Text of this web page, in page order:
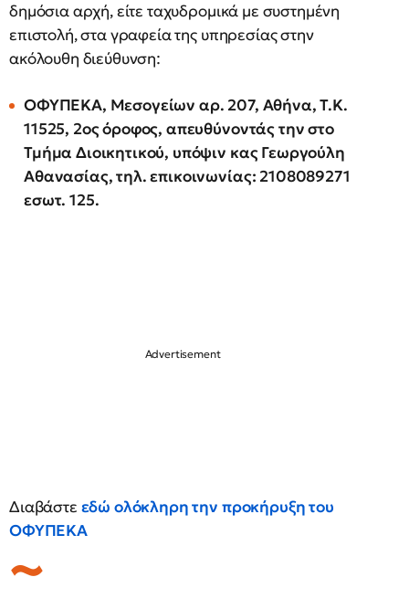
δημόσια αρχή, είτε ταχυδρομικά με συστημένη
επιστολή, στα γραφεία της υπηρεσίας στην
ακόλουθη διεύθυνση:
ΟΦΥΠΕΚΑ, Μεσογείων αρ. 207, Αθήνα, Τ.Κ.
11525, 2ος όροφος, απευθύνοντάς την στο
Τμήμα Διοικητικού, υπόψιν κας Γεωργούλη
Αθανασίας, τηλ. επικοινωνίας: 2108089271
εσωτ. 125.
Διαβάστε εδώ ολόκληρη την προκήρυξη του
ΟΦΥΠΕΚΑ